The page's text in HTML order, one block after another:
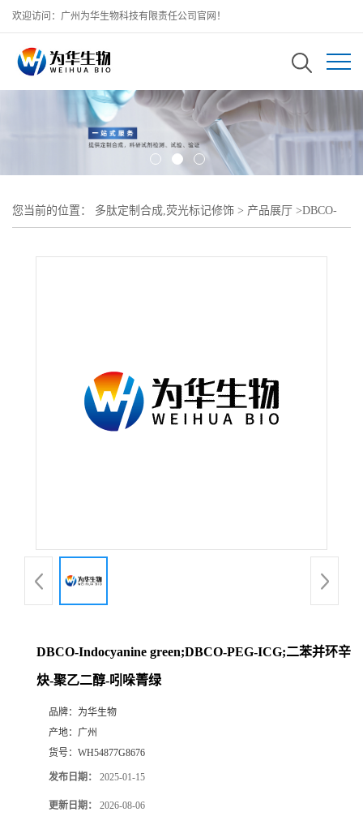
欢迎访问：广州为华生物科技有限责任公司官网！
您当前的位置： 多肽定制合成,荧光标记修饰 > 产品展厅 >DBCO-
DBCO-Indocyanine green;DBCO-PEG-ICG;二苯并环辛
炔-聚乙二醇-吲哚菁绿
品牌： 为华生物
产地： 广州
货号： WH54877G8676
发布日期： 2025-01-15
更新日期： 2026-08-06